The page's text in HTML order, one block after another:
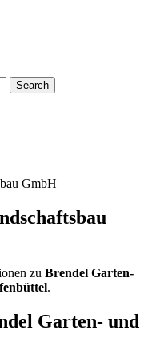
Search
GmbH
zu Brendel Garten-
.
Garten- und